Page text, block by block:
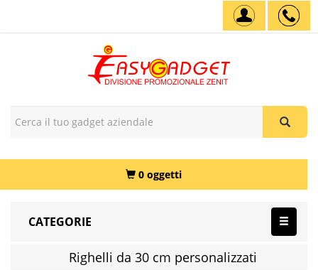
0 oggetti
CATEGORIE
Righelli da 30 cm personalizzati